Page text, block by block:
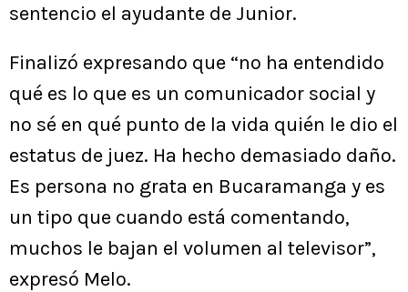
sentencio el ayudante de Junior.
Finalizó expresando que “no ha entendido
qué es lo que es un comunicador social y
no sé en qué punto de la vida quién le dio el
estatus de juez. Ha hecho demasiado daño.
Es persona no grata en Bucaramanga y es
un tipo que cuando está comentando,
muchos le bajan el volumen al televisor”,
expresó Melo.